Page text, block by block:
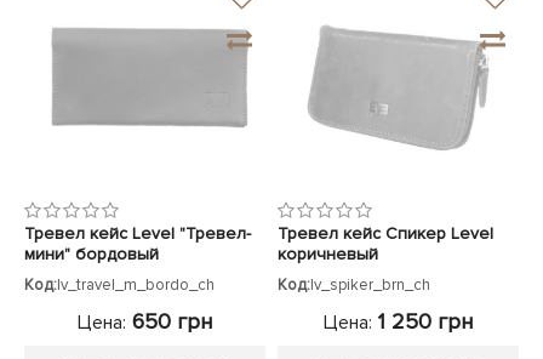
Тревел кейс Level "Тревел-
мини" бордовый
Код:lv_travel_m_bordo_ch
Цена: 650 грн
Тревел кейс Спикер Level
коричневый
Код:lv_spiker_brn_ch
Цена: 1 250 грн